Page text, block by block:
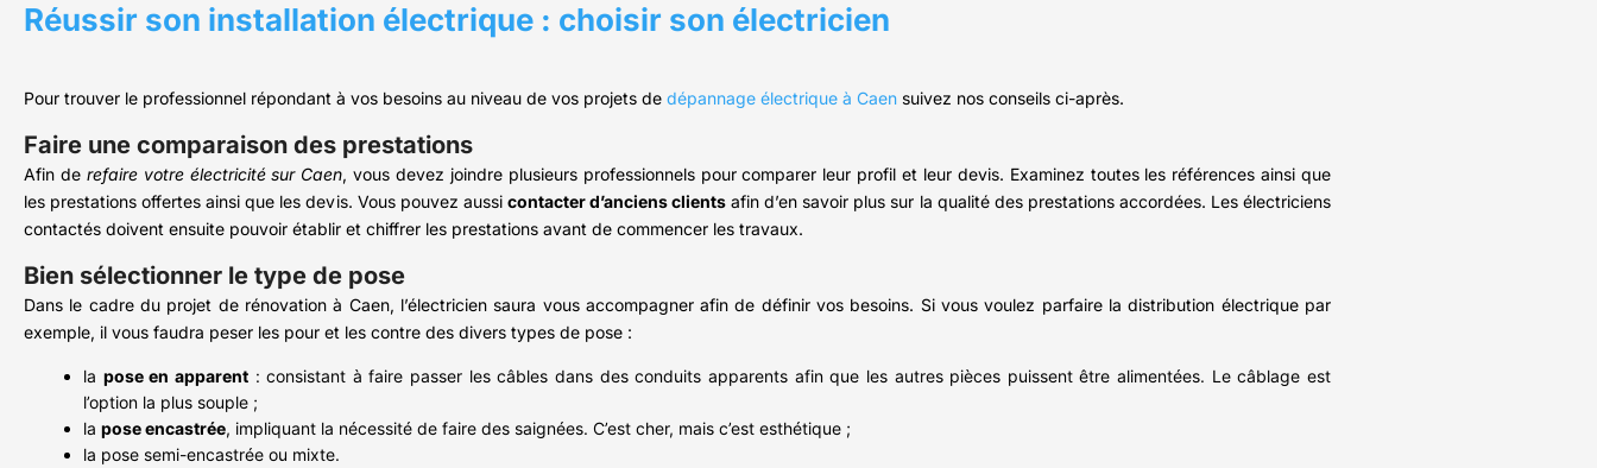
Réussir son installation électrique : choisir son électricien
Pour trouver le professionnel répondant à vos besoins au niveau de vos projets de dépannage électrique à Caen suivez nos conseils ci-après.
Faire une comparaison des prestations
Afin de refaire votre électricité sur Caen, vous devez joindre plusieurs professionnels pour comparer leur profil et leur devis. Examinez toutes les références ainsi que
les prestations offertes ainsi que les devis. Vous pouvez aussi contacter d’anciens clients afin d’en savoir plus sur la qualité des prestations accordées. Les électriciens
contactés doivent ensuite pouvoir établir et chiffrer les prestations avant de commencer les travaux.
Bien sélectionner le type de pose
Dans le cadre du projet de rénovation à Caen, l’électricien saura vous accompagner afin de définir vos besoins. Si vous voulez parfaire la distribution électrique par
exemple, il vous faudra peser les pour et les contre des divers types de pose :
la pose en apparent: consistant à faire passer les câbles dans des conduits apparents afin que les autres pièces puissent être alimentées. Le câblage est
l’option la plus souple ;
la pose encastrée, impliquant la nécessité de faire des saignées. C’est cher, mais c’est esthétique ;
la pose semi-encastrée ou mixte.